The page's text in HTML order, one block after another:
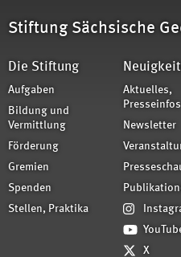
Stiftung Sächsische
Die Stiftung
Aufgaben
Bildung und
Vermittlung
Förderung
Gremien
Spenden
Stellen, Praktika
Aktuelles,
Presseinfos
Newsletter
X